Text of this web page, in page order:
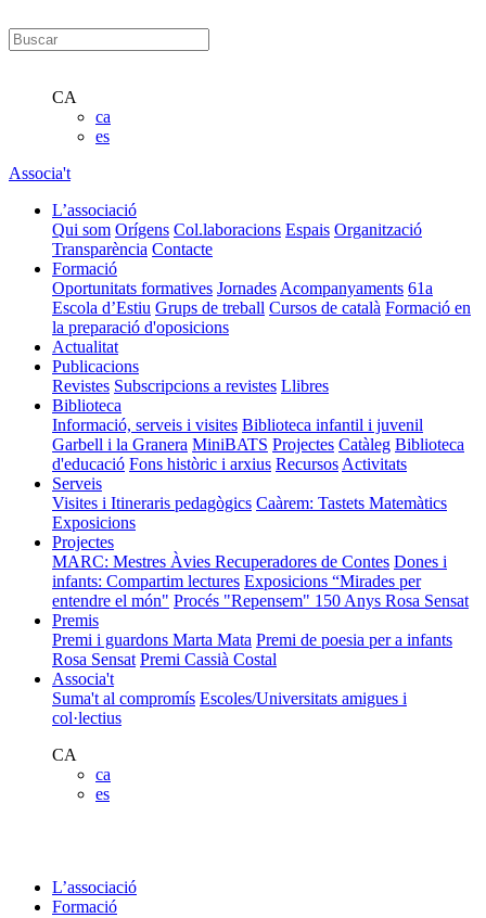
CA
ca
es
Associa't
L’associació
Qui som Orígens Col.laboracions Espais Organització
Transparència Contacte
Formació
Oportunitats formatives Jornades Acompanyaments 61a
Escola d’Estiu Grups de treball Cursos de català Formació en
la preparació d'oposicions
Actualitat
Publicacions
Revistes Subscripcions a revistes Llibres
Biblioteca
Informació, serveis i visites Biblioteca infantil i juvenil
Garbell i la Granera MiniBATS Projectes Catàleg Biblioteca
d'educació Fons històric i arxius Recursos Activitats
Serveis
Visites i Itineraris pedagògics Caàrem: Tastets Matemàtics
Exposicions
Projectes
MARC: Mestres Àvies Recuperadores de Contes Dones i
infants: Compartim lectures Exposicions “Mirades per
entendre el món" Procés "Repensem" 150 Anys Rosa Sensat
Premis
Premi i guardons Marta Mata Premi de poesia per a infants
Rosa Sensat Premi Cassià Costal
Associa't
Suma't al compromís Escoles/Universitats amigues i
col·lectius
CA
ca
es
L’associació
Formació